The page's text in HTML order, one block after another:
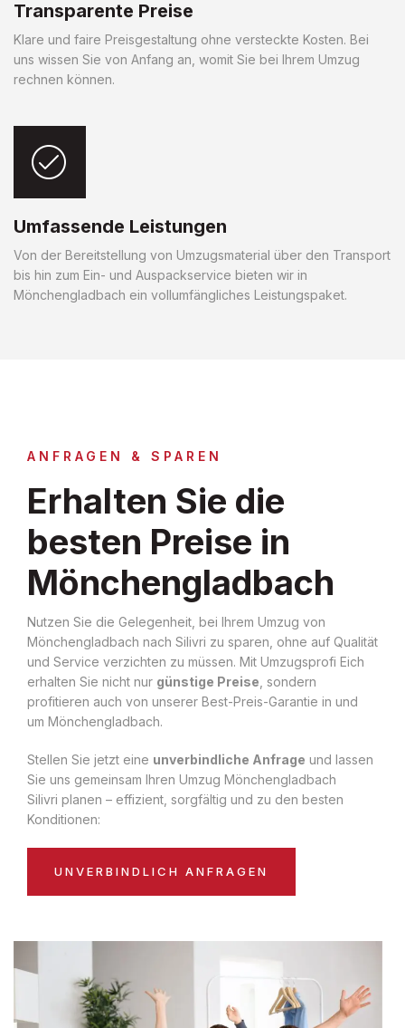
Transparente Preise
Klare und faire Preisgestaltung ohne versteckte Kosten. Bei
uns wissen Sie von Anfang an, womit Sie bei Ihrem Umzug
rechnen können.
Umfassende Leistungen
Von der Bereitstellung von Umzugsmaterial über den Transport
bis hin zum Ein- und Auspackservice bieten wir in
Mönchengladbach ein vollumfängliches Leistungspaket.
ANFRAGEN & SPAREN
Erhalten Sie die
besten Preise in
Mönchengladbach
Nutzen Sie die Gelegenheit, bei Ihrem Umzug von
Mönchengladbach nach Silivri zu sparen, ohne auf Qualität
und Service verzichten zu müssen. Mit Umzugsprofi Eich
erhalten Sie nicht nur günstige Preise , sondern
profitieren auch von unserer Best-Preis-Garantie in und
um Mönchengladbach.
Stellen Sie jetzt eine unverbindliche Anfrage und lassen
Sie uns gemeinsam Ihren Umzug Mönchengladbach
Silivri planen – effizient, sorgfältig und zu den besten
Konditionen:
UNVERBINDLICH ANFRAGEN